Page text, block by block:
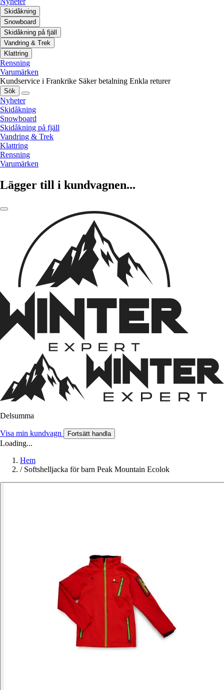
Skidåkning
Snowboard
Skidåkning på fjäll
Vandring & Trek
Klattring
Rensning
Varumärken
Kundservice i Frankrike Säker betalning Enkla returer
Sök
Nyheter
Skidåkning
Snowboard
Skidåkning på fjäll
Vandring & Trek
Klattring
Rensning
Varumärken
Lägger till i kundvagnen...
Delsumma
Visa min kundvagn Fortsätt handla
Loading...
Hem
/ Softshelljacka för barn Peak Mountain Ecolok